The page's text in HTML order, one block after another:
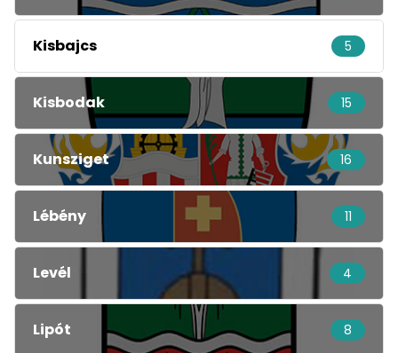
Kisbajcs 5
Kisbodak 15
Kunsziget 16
Lébény 11
Levél 4
Lipót 8